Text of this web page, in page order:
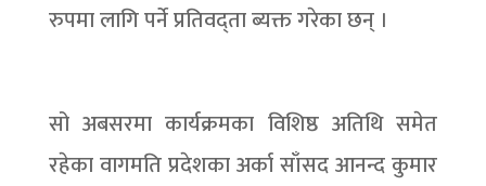
रुपमा लागि पर्ने प्रतिवद्ता ब्यक्त गरेका छन् ।
सो अबसरमा कार्यक्रमका विशिष्ठ अतिथि समेत
रहेका वागमति प्रदेशका अर्का साँसद आनन्द कुमार